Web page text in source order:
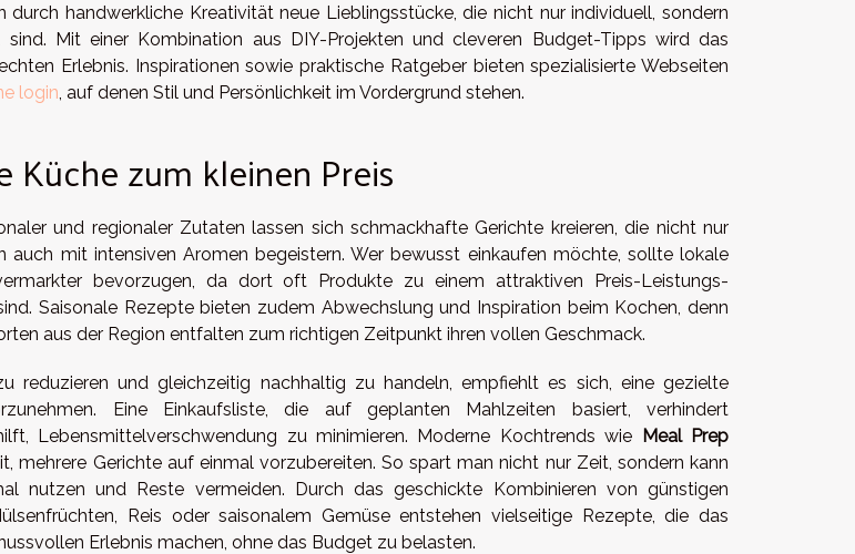
durch handwerkliche Kreativität neue Lieblingsstücke, die nicht nur individuell, sondern
sind. Mit einer Kombination aus DIY-Projekten und cleveren Budget-Tipps wird das
Erlebnis. Inspirationen sowie praktische Ratgeber bieten spezialisierte Webseiten
login , auf denen Stil und Persönlichkeit im Vordergrund stehen.
Küche zum kleinen Preis
und regionaler Zutaten lassen sich schmackhafte Gerichte kreieren, die nicht nur
auch mit intensiven Aromen begeistern. Wer bewusst einkaufen möchte, sollte lokale
bevorzugen, da dort oft Produkte zu einem attraktiven Preis-Leistungs-
Saisonale Rezepte bieten zudem Abwechslung und Inspiration beim Kochen, denn
aus der Region entfalten zum richtigen Zeitpunkt ihren vollen Geschmack.
reduzieren und gleichzeitig nachhaltig zu handeln, empfiehlt es sich, eine gezielte
Eine Einkaufsliste, die auf geplanten Mahlzeiten basiert, verhindert
Lebensmittelverschwendung zu minimieren. Moderne Kochtrends wie Meal Prep
mehrere Gerichte auf einmal vorzubereiten. So spart man nicht nur Zeit, sondern kann
nutzen und Reste vermeiden. Durch das geschickte Kombinieren von günstigen
Reis oder saisonalem Gemüse entstehen vielseitige Rezepte, die das
Erlebnis machen, ohne das Budget zu belasten.